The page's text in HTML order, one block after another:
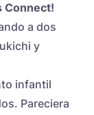
Connect!
a dos
y
infantil
Pareciera